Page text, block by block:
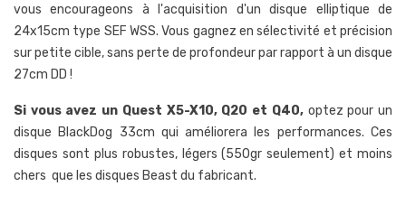
vous encourageons à l'acquisition d'un disque elliptique de
24x15cm type SEF WSS. Vous gagnez en sélectivité et précision
sur petite cible, sans perte de profondeur par rapport à un disque
27cm DD !
Si vous avez un Quest X5-X10, Q20 et Q40, optez pour un
disque BlackDog 33cm qui améliorera les performances. Ces
disques sont plus robustes, légers (550gr seulement) et moins
chers que les disques Beast du fabricant.